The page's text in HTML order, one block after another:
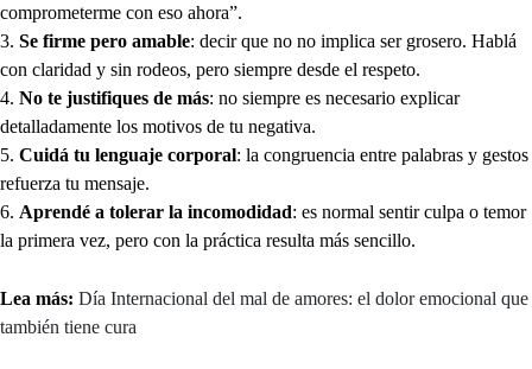
comprometerme con eso ahora”.
Se firme pero amable: decir que no no implica ser grosero. Hablá
con claridad y sin rodeos, pero siempre desde el respeto.
No te justifiques de más: no siempre es necesario explicar
detalladamente los motivos de tu negativa.
Cuidá tu lenguaje corporal: la congruencia entre palabras y gestos
refuerza tu mensaje.
Aprendé a tolerar la incomodidad: es normal sentir culpa o temor
la primera vez, pero con la práctica resulta más sencillo.
Lea más: Día Internacional del mal de amores: el dolor emocional que
también tiene cura